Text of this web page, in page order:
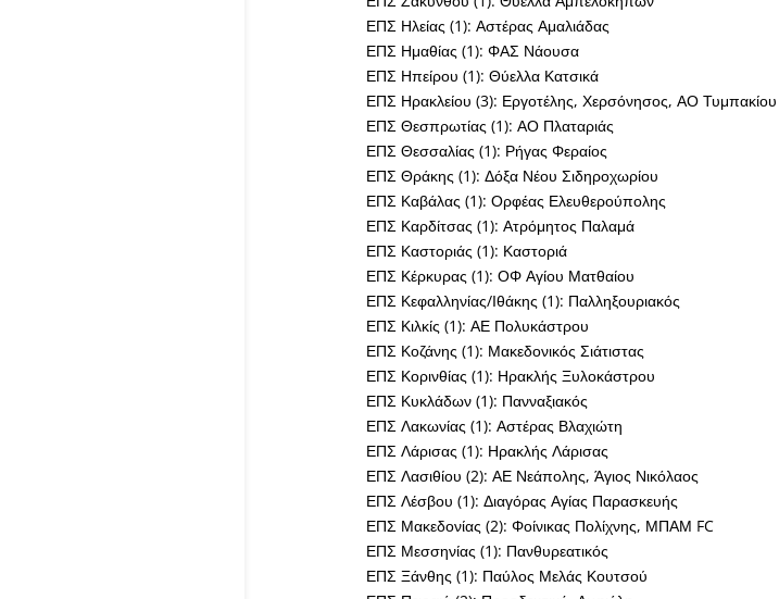
ΕΠΣ Ηλείας (1): Αστέρας Αμαλιάδας
ΕΠΣ Ημαθίας (1): ΦΑΣ Νάουσα
ΕΠΣ Ηπείρου (1): Θύελλα Κατσικά
ΕΠΣ Ηρακλείου (3): Εργοτέλης, Χερσόνησος, ΑΟ Τυμπακίου
ΕΠΣ Θεσπρωτίας (1): ΑΟ Πλαταριάς
ΕΠΣ Θεσσαλίας (1): Ρήγας Φεραίος
ΕΠΣ Θράκης (1): Δόξα Νέου Σιδηροχωρίου
ΕΠΣ Καβάλας (1): Ορφέας Ελευθερούπολης
ΕΠΣ Καρδίτσας (1): Ατρόμητος Παλαμά
ΕΠΣ Καστοριάς (1): Καστοριά
ΕΠΣ Κέρκυρας (1): ΟΦ Αγίου Ματθαίου
ΕΠΣ Κεφαλληνίας/Ιθάκης (1): Παλληξουριακός
ΕΠΣ Κιλκίς (1): ΑΕ Πολυκάστρου
ΕΠΣ Κοζάνης (1): Μακεδονικός Σιάτιστας
ΕΠΣ Κορινθίας (1): Ηρακλής Ξυλοκάστρου
ΕΠΣ Κυκλάδων (1): Πανναξιακός
ΕΠΣ Λακωνίας (1): Αστέρας Βλαχιώτη
ΕΠΣ Λάρισας (1): Ηρακλής Λάρισας
ΕΠΣ Λασιθίου (2): ΑΕ Νεάπολης, Άγιος Νικόλαος
ΕΠΣ Λέσβου (1): Διαγόρας Αγίας Παρασκευής
ΕΠΣ Μακεδονίας (2): Φοίνικας Πολίχνης, ΜΠΑΜ FC
ΕΠΣ Μεσσηνίας (1): Πανθυρεατικός
ΕΠΣ Ξάνθης (1): Παύλος Μελάς Κουτσού